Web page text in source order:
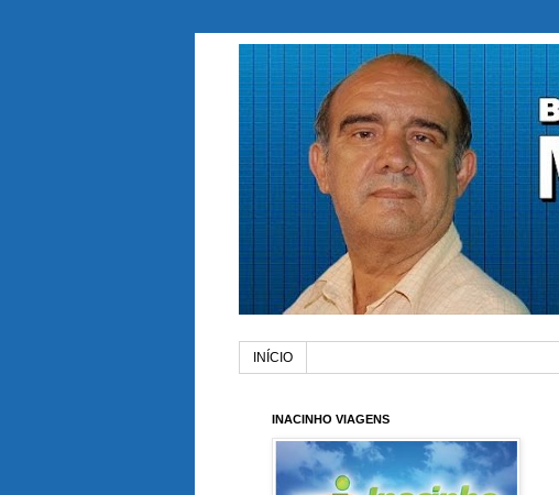
INÍCIO
INACINHO VIAGENS